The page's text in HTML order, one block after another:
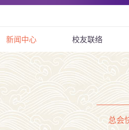
新闻中心 校友联络
总会